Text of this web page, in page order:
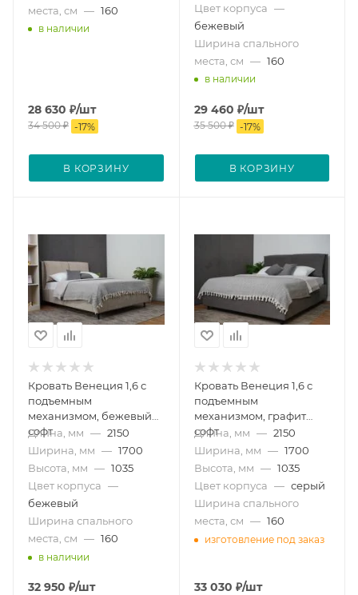
места, см — 160
в наличии
28 630 ₽/шт
34 500₽ -17%
В КОРЗИНУ
Цвет корпуса —
бежевый
Ширина спального
места, см — 160
в наличии
29 460 ₽/шт
35 500₽ -17%
В КОРЗИНУ
Кровать Венеция 1,6 с
подъемным
механизмом, бежевый
софт
Длина, мм — 2150
Ширина, мм — 1700
Высота, мм — 1035
Цвет корпуса —
бежевый
Ширина спального
места, см — 160
в наличии
32 950 ₽/шт
Кровать Венеция 1,6 с
подъемным
механизмом, графит
софт
Длина, мм — 2150
Ширина, мм — 1700
Высота, мм — 1035
Цвет корпуса — серый
Ширина спального
места, см — 160
изготовление под заказ
33 030 ₽/шт